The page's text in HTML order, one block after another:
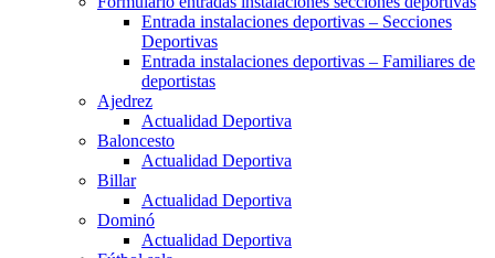
Entrada instalaciones deportivas – Secciones
Deportivas
Entrada instalaciones deportivas – Familiares de
deportistas
Ajedrez
Actualidad Deportiva
Baloncesto
Actualidad Deportiva
Billar
Actualidad Deportiva
Dominó
Actualidad Deportiva